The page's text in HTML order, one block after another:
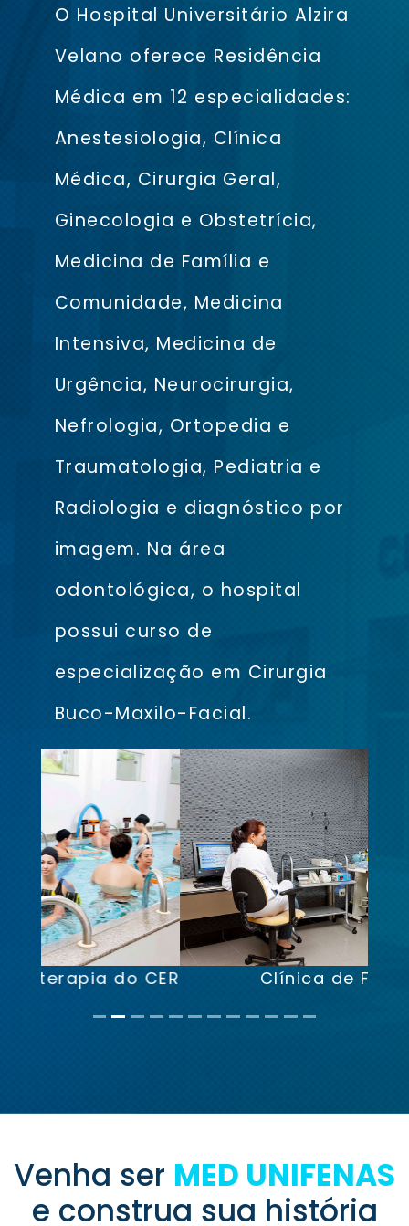
O Hospital Universitário Alzira
Velano oferece Residência
Médica em 12 especialidades:
Anestesiologia, Clínica
Médica, Cirurgia Geral,
Ginecologia e Obstetrícia,
Medicina de Família e
Comunidade, Medicina
Intensiva, Medicina de
Urgência, Neurocirurgia,
Nefrologia, Ortopedia e
Traumatologia, Pediatria e
Radiologia e diagnóstico por
imagem. Na área
odontológica, o hospital
possui curso de
especialização em Cirurgia
Buco-Maxilo-Facial.
Clínica de Fonoaudiologia
Previous Next
Venha ser MED UNIFENAS
e construa sua história